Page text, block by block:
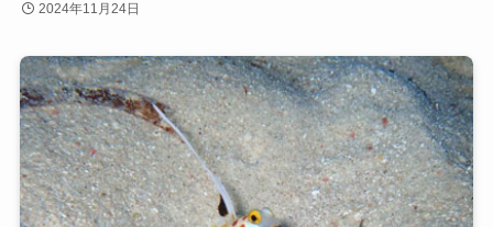
2024年11月24日